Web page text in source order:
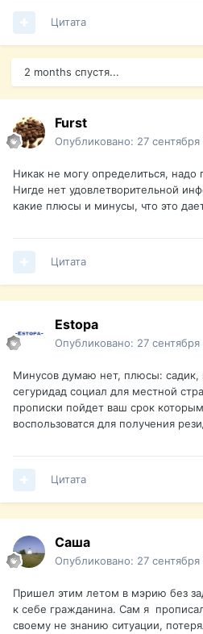
Цитата
2 months спустя...
Furst
Опубликовано: 27 сентября
Никак не могу определиться, надо
Нигде нет удовлетворительной
какие плюсы и минусы, что это
Цитата
Estopa
Опубликовано: 27 сентября
Минусов думаю нет, плюсы: садик,
сегуридад социал для местной
прописки пойдет ваш срок
воспользоватся для получения
Цитата
Саша
Опубликовано: 27 сентября
Пришел этим летом в мэрию без
к себе гражданина. Сам я
своему не знанию ситуации,